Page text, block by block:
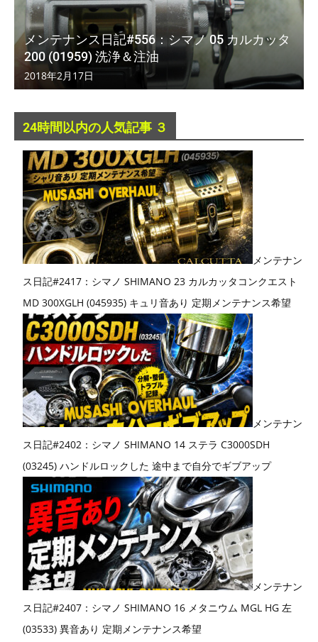
メンテナンス日記#556：シマノ 05 カルカッタ
200 (01959) 洗浄＆注油
2018年2月17日
24時間以内の人気記事 ３
メンテナン
ス日記#2417：シマノ SHIMANO 23 カルカッタコンクエスト
MD 300XGLH (045935) キュリ音あり 定期メンテナンス希望
メンテナン
ス日記#2402：シマノ SHIMANO 14 ステラ C3000SDH
(03245) ハンドルロックした 途中まで自分でギブアップ
メンテナン
ス日記#2407：シマノ SHIMANO 16 メタニウム MGL HG 左
(03533) 異音あり 定期メンテナンス希望